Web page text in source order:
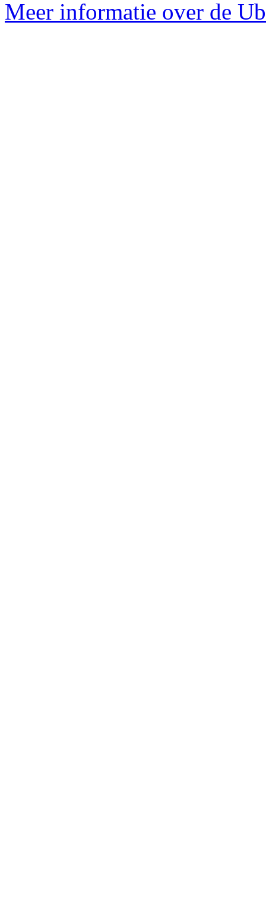
Meer informatie over de